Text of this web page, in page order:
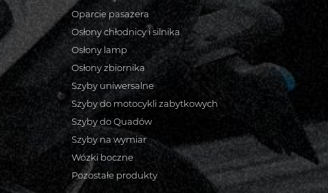
Oparcie pasażera
Osłony chłodnicy i silnika
Osłony lamp
Osłony zbiornika
Szyby uniwersalne
Szyby do motocykli zabytkowych
Szyby do Quadów
Szyby na wymiar
Wózki boczne
Pozostałe produkty